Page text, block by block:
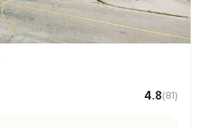
4.8(81)